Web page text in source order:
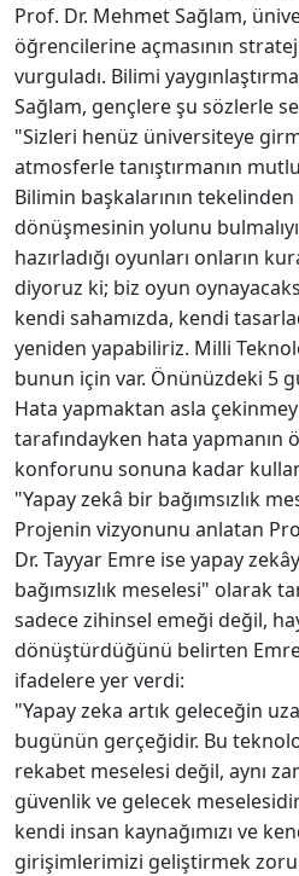
Prof. Dr. Mehmet Sağlam,
öğrencilerine açmasının
vurguladı. Bilimi
Sağlam, gençlere şu sözlerle
"Sizleri henüz üniversiteye
atmosferle tanıştırmanın
Bilimin başkalarının
dönüşmesinin yolunu
hazırladığı oyunları onların
diyoruz ki; biz oyun
kendi sahamızda, kendi
yeniden yapabiliriz. Milli
bunun için var. Önünüzdeki 5
Hata yapmaktan asla
tarafındayken hata yapmanın
konforunu sonuna kadar
"Yapay zekâ bir bağımsızlık
Projenin vizyonunu anlatan
Dr. Tayyar Emre ise yapay
bağımsızlık meselesi" olarak
sadece zihinsel emeği değil,
dönüştürdüğünü belirten
ifadelere yer verdi:
"Yapay zeka artık geleceğin
bugünün gerçeğidir. Bu
rekabet meselesi değil, aynı
güvenlik ve gelecek
kendi insan kaynağımızı ve
girişimlerimizi geliştirmek